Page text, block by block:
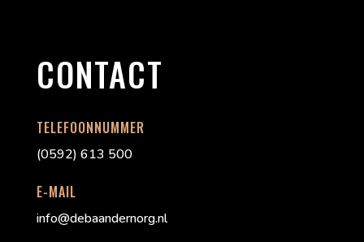
CONTACT
TELEFOONNUMMER
(0592) 613 500
E-MAIL
info@debaandernorg.nl